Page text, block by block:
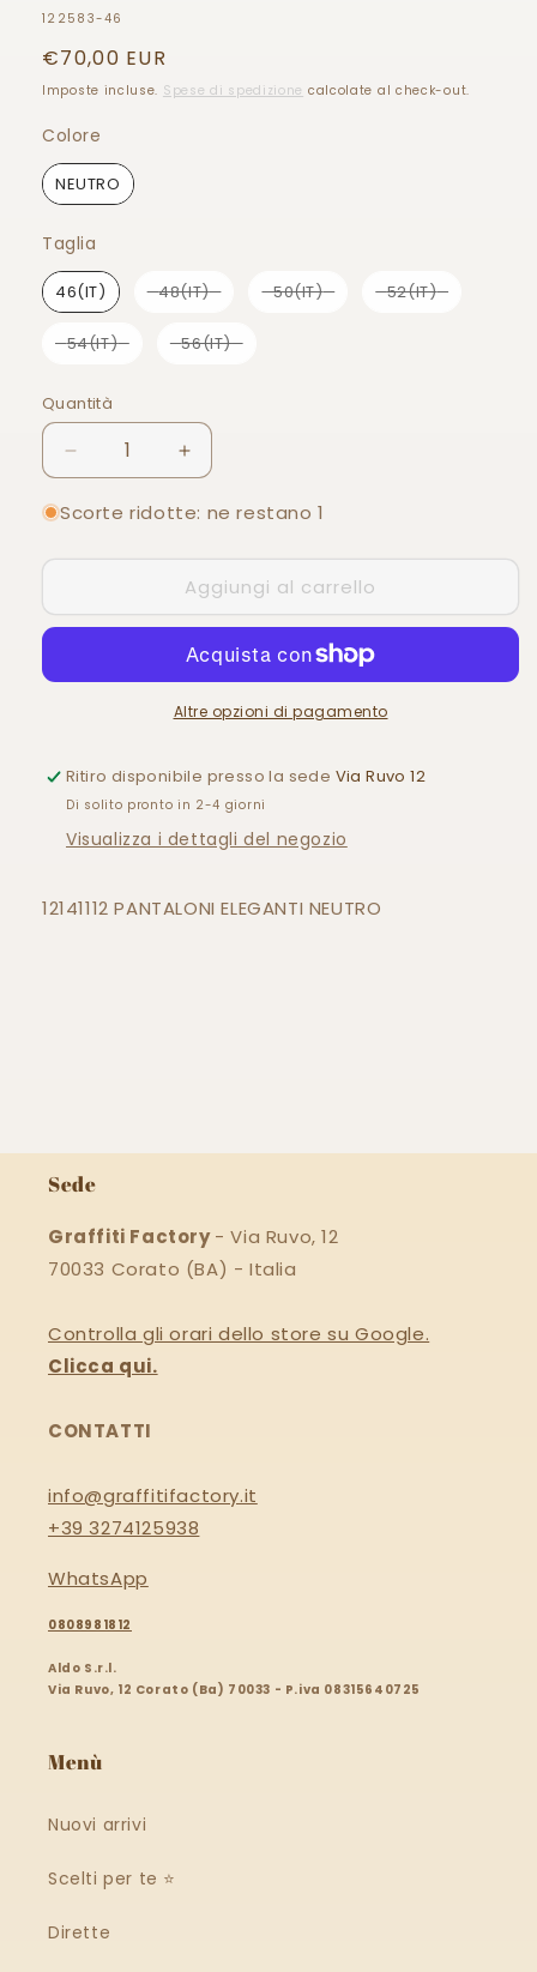
SKU:
122583-46
Prezzo
di
€70,00 EUR
Imposte incluse. Spese di spedizione calcolate al check-out.
Colore
NEUTRO
Taglia
46(IT) 48(IT) 50(IT) 52(IT)
54(IT) 56(IT)
Quantità
Quantità
Diminuisci
quantità
per
ELEGANTI
Aumenta
quantità
per
ELEGANTI
Scorte ridotte: ne restano 1
Aggiungi al carrello
Altre opzioni di pagamento
Ritiro disponibile presso la sede Via Ruvo 12
Di solito pronto in 2-4 giorni
Visualizza i dettagli del negozio
12141112 PANTALONI ELEGANTI NEUTRO
Sede
Graffiti Factory- Via Ruvo, 12
70033 Corato (BA) - Italia
Controlla gli orari dello store su Google.
Clicca qui.
CONTATTI
info@graffitifactory.it
+39 3274125938
WhatsApp
0808981812
Aldo S.r.l.
Via Ruvo, 12 Corato (Ba) 70033 - P.iva 08315640725
Menù
Nuovi arrivi
Scelti per te ⭐️
Dirette